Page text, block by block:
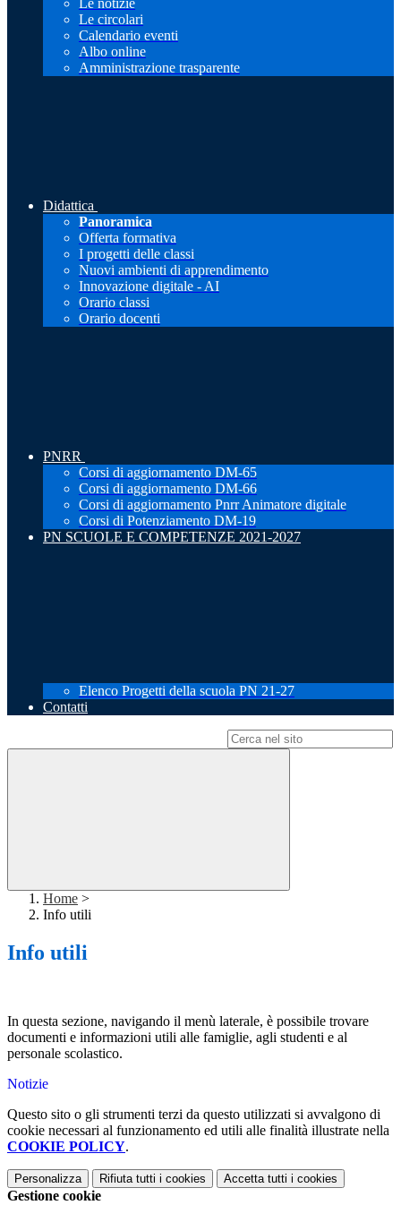
Le notizie
Le circolari
Calendario eventi
Albo online
Amministrazione trasparente
Didattica
Panoramica
Offerta formativa
I progetti delle classi
Nuovi ambienti di apprendimento
Innovazione digitale - AI
Orario classi
Orario docenti
PNRR
Corsi di aggiornamento DM-65
Corsi di aggiornamento DM-66
Corsi di aggiornamento Pnrr Animatore digitale
Corsi di Potenziamento DM-19
PN SCUOLE E COMPETENZE 2021-2027
Elenco Progetti della scuola PN 21-27
Contatti
Home >
Info utili
Info utili
In questa sezione, navigando il menù laterale, è possibile trovare
documenti e informazioni utili alle famiglie, agli studenti e al
personale scolastico.
Notizie
Questo sito o gli strumenti terzi da questo utilizzati si avvalgono di
cookie necessari al funzionamento ed utili alle finalità illustrate nella
COOKIE POLICY.
Personalizza Rifiuta tutti i cookies Accetta tutti i cookies
Gestione cookie